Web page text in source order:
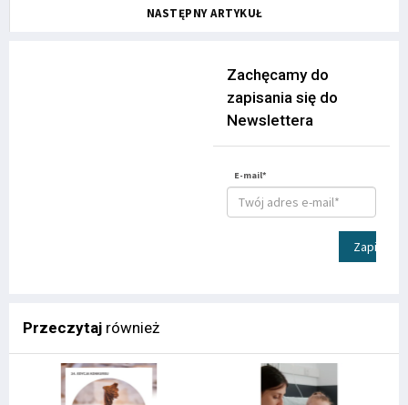
NASTĘPNY ARTYKUŁ
Zachęcamy do
zapisania się do
Newslettera
E-mail*
Zapisz
Przeczytaj również